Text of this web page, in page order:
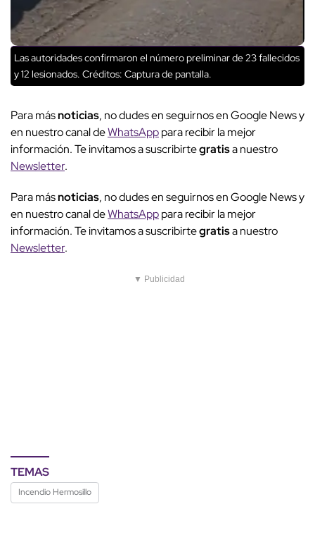
Las autoridades confirmaron el número preliminar de 23 fallecidos
y 12 lesionados. Créditos: Captura de pantalla.
Para másnoticias, no dudes en seguirnos en Google News y
en nuestro canal deWhatsApppara recibir la mejor
información. Te invitamos a suscribirtegratisa nuestro
Newsletter.
Para másnoticias, no dudes en seguirnos en Google News y
en nuestro canal deWhatsApppara recibir la mejor
información. Te invitamos a suscribirtegratisa nuestro
Newsletter.
▼ Publicidad
TEMAS
Incendio Hermosillo